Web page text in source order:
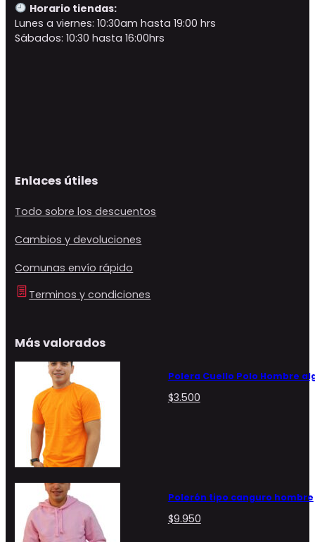
Horario tiendas:
Lunes a viernes: 10:30am hasta 19:00 hrs
Sábados: 10:30 hasta 16:00hrs
Enlaces útiles
Todo sobre los descuentos
Cambios y devoluciones
Comunas envío rápido
Terminos y condiciones
Más valorados
Polera Cuello Polo Hombre
$3.500
Polerón tipo canguro hombre
$9.950